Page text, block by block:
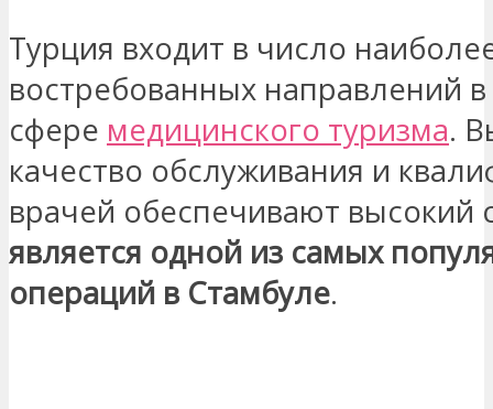
Турция входит в число
востребованных направлений
сфере медицинского туризма.
качество обслуживания и
врачей обеспечивают высокий
является одной из самых
операций в Стамбуле.